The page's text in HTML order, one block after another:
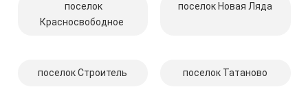
поселок
Красносвободное
поселок Новая Ляда
поселок Строитель поселок Татаново